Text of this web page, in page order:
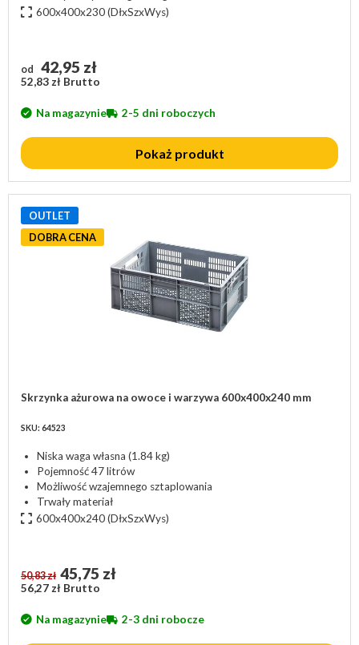
600x400x230(DłxSzxWys)
od 42,95 zł
52,83 zł Brutto
Na magazynie 2-5 dni roboczych
Pokaż produkt
OUTLET
DOBRA CENA
Skrzynka ażurowa na owoce i warzywa 600x400x240 mm
SKU: 64523
Niska waga własna (1.84 kg)
Pojemność 47 litrów
Możliwość wzajemnego sztaplowania
Trwały materiał
600x400x240(DłxSzxWys)
50,83 zł 45,75 zł
56,27 zł Brutto
Na magazynie 2-3 dni robocze